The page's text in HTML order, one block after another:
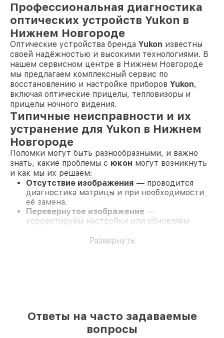
Профессиональная диагностика
оптических устройств Yukon в
Нижнем Новгороде
Оптические устройства бренда Yukon известны
своей надёжностью и высокими технологиями. В
нашем сервисном центре в Нижнем Новгороде
мы предлагаем комплексный сервис по
восстановлению и настройке приборов Yukon,
включая оптические прицелы, тепловизоры и
прицелы ночного видения.
Типичные неисправности и их
устранение для Yukon в Нижнем
Новгороде
Поломки могут быть разнообразными, и важно
знать, какие проблемы с юкон могут возникнуть
и как мы их решаем:
Отсутствие изображения — проводится
диагностика матрицы и при необходимости
её замена.
Перевернутое изображение —
корректируем настройки или обновляем
Появление полос— проверка и замена
подключения и возможная замена матрицы.
Половина изображения— калибровка и
исправление настроек.
Развернуть
Ответы на часто задаваемые
вопросы